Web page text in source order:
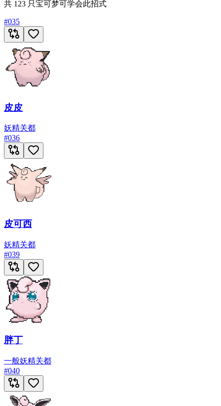
共 123 只宝可梦可学会此招式
#035
皮皮
妖精关都
#036
皮可西
妖精关都
#039
胖丁
一般妖精关都
#040